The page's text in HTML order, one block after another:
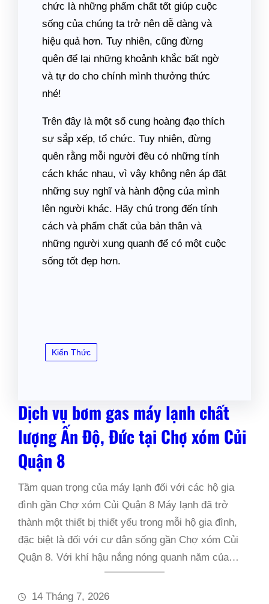
chức là những phẩm chất tốt giúp cuộc
sống của chúng ta trở nên dễ dàng và
hiệu quả hơn. Tuy nhiên, cũng đừng
quên để lại những khoảnh khắc bất ngờ
và tự do cho chính mình thưởng thức
nhé!
Trên đây là một số cung hoàng đạo thích
sự sắp xếp, tổ chức. Tuy nhiên, đừng
quên rằng mỗi người đều có những tính
cách khác nhau, vì vậy không nên áp đặt
những suy nghĩ và hành động của mình
lên người khác. Hãy chú trọng đến tính
cách và phẩm chất của bản thân và
những người xung quanh để có một cuộc
sống tốt đẹp hơn.
Kiến Thức
Dịch vụ bơm gas máy lạnh chất
lượng Ấn Độ, Đức tại Chợ xóm Củi
Quận 8
Tầm quan trọng của máy lạnh đối với các hộ gia
đình gần Chợ xóm Củi Quận 8 Máy lạnh đã trở
thành một thiết bị thiết yếu trong mỗi hộ gia đình,
đặc biệt là đối với cư dân sống gần Chợ xóm Củi
Quận 8. Với khí hậu nắng nóng quanh năm của…
14 Tháng 7, 2026